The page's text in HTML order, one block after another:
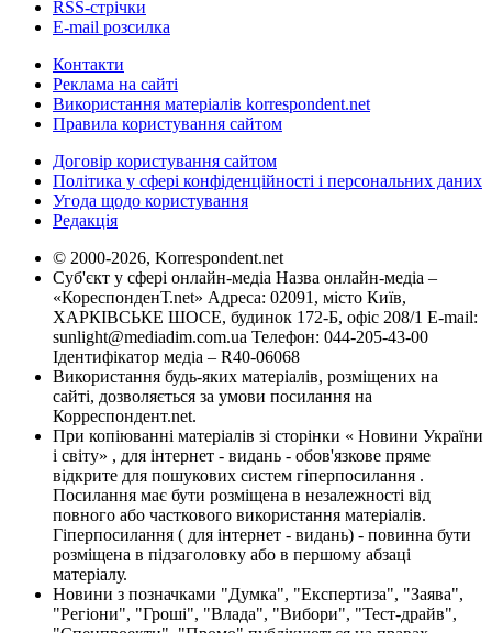
RSS-стрічки
E-mail розсилка
Контакти
Реклама на сайті
Використання матеріалів korrespondent.net
Правила користування сайтом
Договір користування сайтом
Політика у сфері конфіденційності і персональних даних
Угода щодо користування
Редакція
© 2000-2026, Korrespondent.net
Суб'єкт у сфері онлайн-медіа Назва онлайн-медіа –
«КореспонденТ.net» Адреса: 02091, місто Київ,
ХАРКІВСЬКЕ ШОСЕ, будинок 172-Б, офіс 208/1 E-mail:
sunlight@mediadim.com.ua Телефон: 044-205-43-00
Ідентифікатор медіа – R40-06068
Використання будь-яких матеріалів, розміщених на
сайті, дозволяється за умови посилання на
Корреспондент.net.
При копіюванні матеріалів зі сторінки « Новини України
і світу» , для інтернет - видань - обов'язкове пряме
відкрите для пошукових систем гіперпосилання .
Посилання має бути розміщена в незалежності від
повного або часткового використання матеріалів.
Гіперпосилання ( для інтернет - видань) - повинна бути
розміщена в підзаголовку або в першому абзаці
матеріалу.
Новини з позначками "Думка", "Експертиза", "Заява",
"Регіони", "Гроші", "Влада", "Вибори", "Тест-драйв",